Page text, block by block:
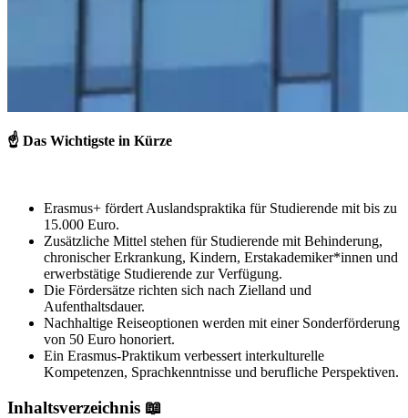
☝️ Das Wichtigste in Kürze
Erasmus+ fördert Auslandspraktika für Studierende mit bis zu
15.000 Euro.
Zusätzliche Mittel stehen für Studierende mit Behinderung,
chronischer Erkrankung, Kindern, Erstakademiker*innen und
erwerbstätige Studierende zur Verfügung.
Die Fördersätze richten sich nach Zielland und
Aufenthaltsdauer.
Nachhaltige Reiseoptionen werden mit einer Sonderförderung
von 50 Euro honoriert.
Ein Erasmus-Praktikum verbessert interkulturelle
Kompetenzen, Sprachkenntnisse und berufliche Perspektiven.
Inhaltsverzeichnis 📖